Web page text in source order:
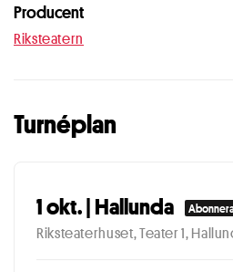
Producent
Riksteatern
Turnéplan
1 okt. | Hallunda
Riksteaterhuset, Teater 1,